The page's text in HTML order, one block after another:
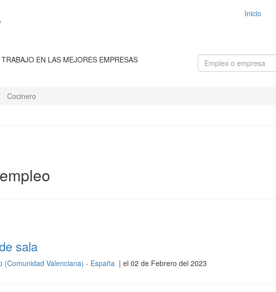
Inicio
EN LAS MEJORES EMPRESAS
Cocinero
sala
(Comunidad Valenciana) - España | el 02 de Febrero del 2023